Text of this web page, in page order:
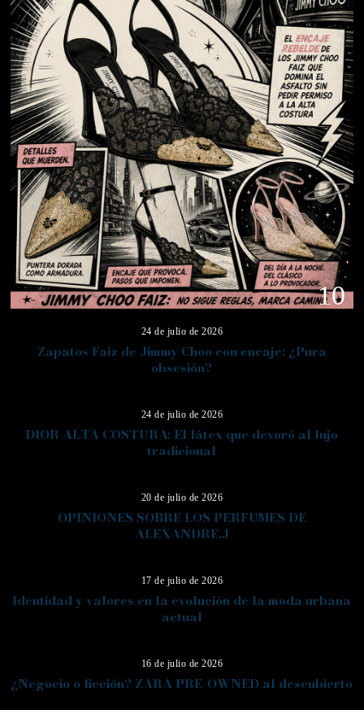
10
24 de julio de 2026
Zapatos Faiz de Jimmy Choo con encaje: ¿Pura
obsesión?
24 de julio de 2026
DIOR ALTA COSTURA: El látex que devoró al lujo
tradicional
20 de julio de 2026
OPINIONES SOBRE LOS PERFUMES DE
ALEXANDRE.J
17 de julio de 2026
Identidad y valores en la evolución de la moda urbana
actual
16 de julio de 2026
¿Negocio o ficción? ZARA PRE-OWNED al descubierto